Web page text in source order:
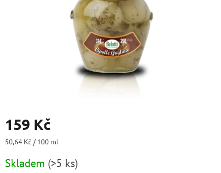
159 Kč
Měrná
50,64 Kč / 100 ml
Skladem (>5 ks)